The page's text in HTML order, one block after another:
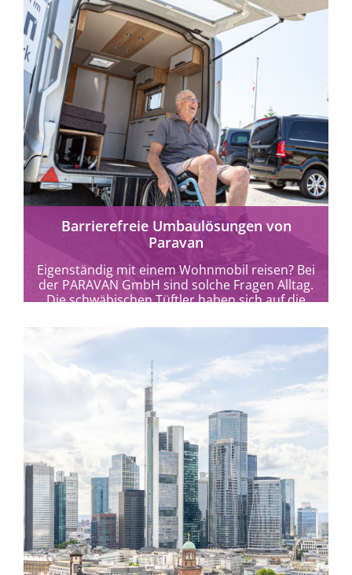
mehr erfahren
Barrierefreie Umbaulösungen von
Paravan
Eigenständig mit einem Wohnmobil reisen? Bei
der PARAVAN GmbH sind solche Fragen Alltag.
Die schwäbischen Tüftler haben sich auf die
mehr erfahren